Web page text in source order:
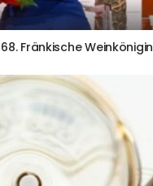
Fränkische Weinkönigin